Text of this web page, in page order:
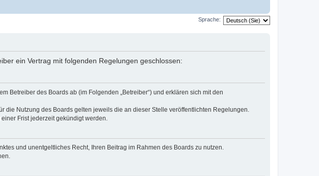
Sprache:
ein Vertrag mit folgenden Regelungen geschlossen:
Betreiber des Boards ab (im Folgenden „Betreiber“) und erklären sich mit den
die Nutzung des Boards gelten jeweils die an dieser Stelle veröffentlichten Regelungen.
Frist jederzeit gekündigt werden.
und unentgeltliches Recht, Ihren Beitrag im Rahmen des Boards zu nutzen.